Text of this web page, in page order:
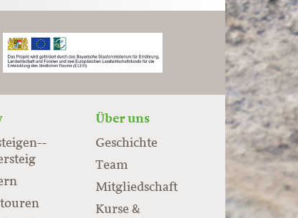
Über uns
Geschichte
Team
Mitgliedschaft
Kurse &